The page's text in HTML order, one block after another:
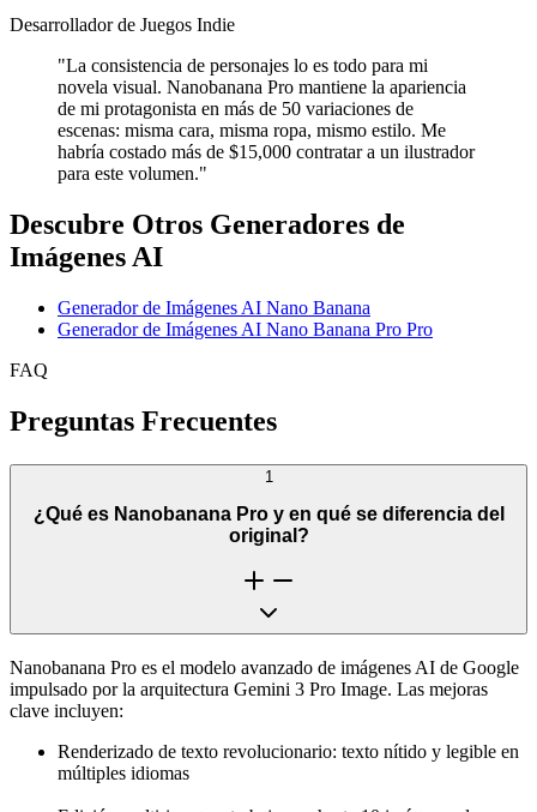
Desarrollador de Juegos Indie
"La consistencia de personajes lo es todo para mi
novela visual. Nanobanana Pro mantiene la apariencia
de mi protagonista en más de 50 variaciones de
escenas: misma cara, misma ropa, mismo estilo. Me
habría costado más de $15,000 contratar a un ilustrador
para este volumen."
Descubre Otros Generadores de
Imágenes AI
Generador de Imágenes AI Nano Banana
Generador de Imágenes AI Nano Banana Pro Pro
FAQ
Preguntas Frecuentes
1
¿Qué es Nanobanana Pro y en qué se diferencia del
original?
Nanobanana Pro es el modelo avanzado de imágenes AI de Google
impulsado por la arquitectura Gemini 3 Pro Image. Las mejoras
clave incluyen:
Renderizado de texto revolucionario: texto nítido y legible en
múltiples idiomas